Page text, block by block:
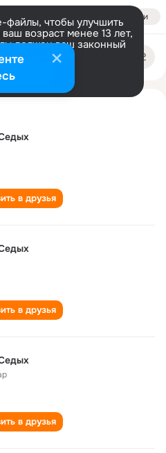
Войти
чтобы улучшить
возраст менее 13 лет,
должен ваш законный
информации
в друзья
в друзья
в друзья